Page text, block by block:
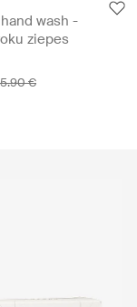
wash -
ziepes
€